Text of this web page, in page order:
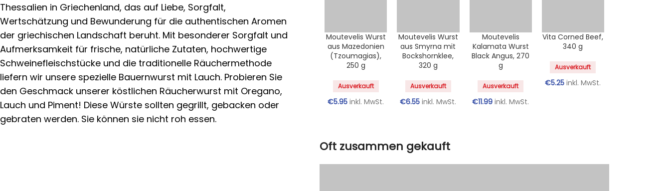
Thessalien in Griechenland, das auf Liebe, Sorgfalt,
Wertschätzung und Bewunderung für die authentischen Aromen
der griechischen Landschaft beruht. Mit besonderer Sorgfalt und
Aufmerksamkeit für frische, natürliche Zutaten, hochwertige
Schweinefleischstücke und die traditionelle Räuchermethode
liefern wir unsere spezielle Bauernwurst mit Lauch. Probieren Sie
den Geschmack unserer köstlichen Räucherwurst mit Oregano,
Lauch und Piment! Diese Würste sollten gegrillt, gebacken oder
gebraten werden. Sie können sie nicht roh essen.
Moutevelis Wurst
aus Mazedonien
(Tzoumagias),
250 g
Ausverkauft
€5.95 inkl. MwSt.
Moutevelis Wurst
aus Smyrna mit
Bockshornklee,
320 g
Ausverkauft
€6.55 inkl. MwSt.
Moutevelis
Kalamata Wurst
Black Angus, 270
g
Ausverkauft
€11.99 inkl. MwSt.
Vita Corned Beef,
340 g
Ausverkauft
€5.25 inkl. MwSt.
Oft zusammen gekauft